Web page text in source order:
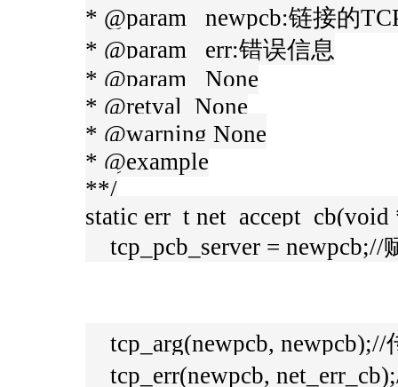
* @param newpcb:链接的
* @param err:错误信息
* @param None
* @retval None
* @warning None
* @example
**/
static err_t
tcp_pcb_server = newpcb;//
tcp_arg(newpcb, newpcb);//
tcp_err(newpcb,